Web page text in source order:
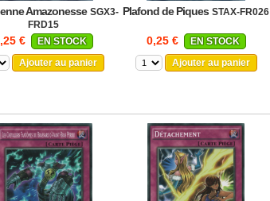
Amazonesse SGX3-
FRD15
€
EN STOCK
Ajouter au panier
Plafond de Piques STAX-FR026
0,25 €
EN STOCK
Ajouter au panier